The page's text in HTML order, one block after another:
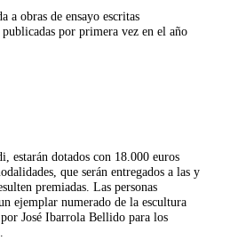
a obras de ensayo escritas
por primera vez en el año
estarán dotados con 18.000 euros
que serán entregados a las y
premiadas. Las personas
ejemplar numerado de la escultura
José Ibarrola Bellido para los